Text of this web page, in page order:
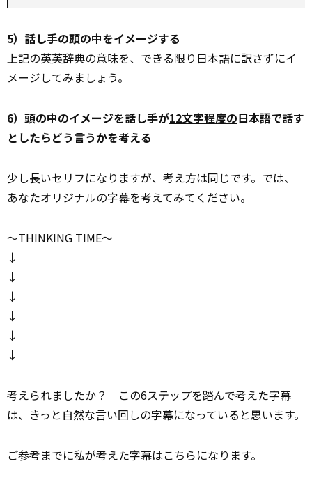
5）話し手の頭の中をイメージする
上記の英英辞典の意味を、できる限り日本語に訳さずにイ
メージしてみましょう。
6）頭の中のイメージを話し手が12文字程度の日本語で話す
としたらどう言うかを考える
少し長いセリフになりますが、考え方は同じです。では、
あなたオリジナルの字幕を考えてみてください。
～THINKING TIME～
↓
↓
↓
↓
↓
↓
考えられましたか？ この6ステップを踏んで考えた字幕
は、きっと自然な言い回しの字幕になっていると思います。
ご参考までに私が考えた字幕はこちらになります。